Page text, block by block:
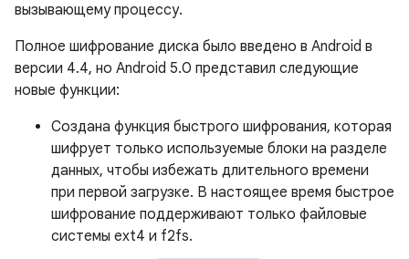
вызывающему процессу.
Полное шифрование диска было введено в Android в
версии 4.4, но Android 5.0 представил следующие
новые функции:
Создана функция быстрого шифрования, которая
шифрует только используемые блоки на разделе
данных, чтобы избежать длительного времени
при первой загрузке. В настоящее время быстрое
шифрование поддерживают только файловые
системы ext4 и f2fs.